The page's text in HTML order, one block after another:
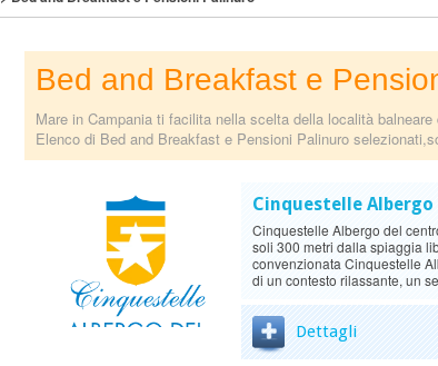
Bed and Breakfast e
Mare in Campania ti facilita nella scelta della località
Elenco di Bed and Breakfast e Pensioni Palinuro
Cinquestelle
Cinquestelle Albergo del
soli 300 metri dalla spiaggia
convenzionata Cinquestelle
di un contesto rilassante, un
Dettagli